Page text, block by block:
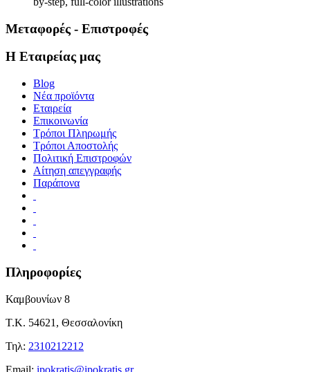
Μεταφορές - Επιστροφές
Η Εταιρείας μας
Blog
Νέα προϊόντα
Εταιρεία
Επικοινωνία
Τρόποι Πληρωμής
Τρόποι Αποστολής
Πολιτική Επιστροφών
Αίτηση απεγγραφής
Παράπονα
Πληροφορίες
Καμβουνίων 8
Τ.Κ. 54621, Θεσσαλονίκη
Τηλ: 2310212212
Εmail: ipokratis@ipokratis.gr